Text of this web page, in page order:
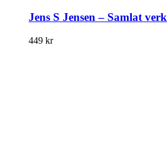
Jens S Jensen – Samlat verk
449 kr